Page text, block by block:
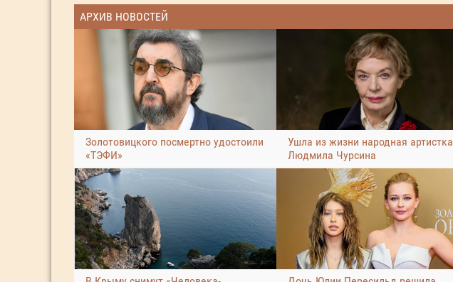
АРХИВ НОВОСТЕЙ
Золотовицкого посмертно удостоили
«ТЭФИ»
Ушла из жизни народная артистка
Людмила Чурсина